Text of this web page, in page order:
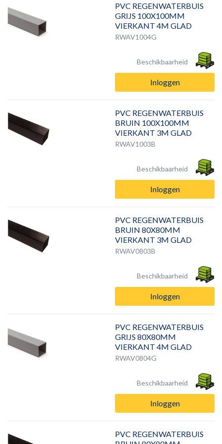
PVC REGENWATERBUIS
GRIJS 100X100MM
VIERKANT 4M GLAD
RWAV1004G
Beschikbaarheid
Inloggen
PVC REGENWATERBUIS
BRUIN 100X100MM
VIERKANT 3M GLAD
RWAV1003B
Beschikbaarheid
Inloggen
PVC REGENWATERBUIS
BRUIN 80X80MM
VIERKANT 3M GLAD
RWAV0803B
Beschikbaarheid
Inloggen
PVC REGENWATERBUIS
GRIJS 80X80MM
VIERKANT 4M GLAD
RWAV0804G
Beschikbaarheid
Inloggen
PVC REGENWATERBUIS